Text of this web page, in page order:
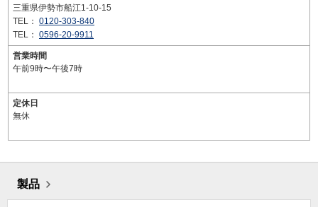
三重県伊勢市船江1-10-15
TEL： 0120-303-840
TEL： 0596-20-9911
営業時間
午前9時〜午後7時
定休日
無休
製品